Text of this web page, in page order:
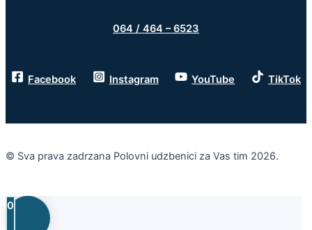
064 / 464 – 6523
Facebook Instagram YouTube TikTok
© Sva prava zadrzana Polovni udzbenici za Vas tim 2026.
0